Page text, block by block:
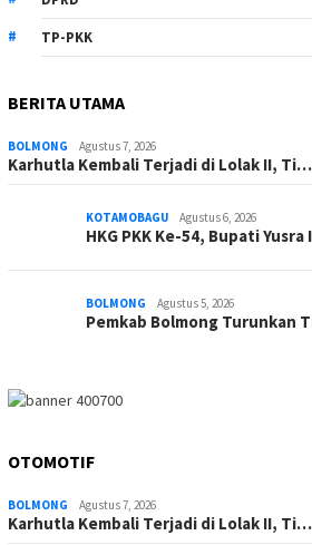
TP-PKK
BERITA UTAMA
BOLMONG Agustus 7, 2026
Karhutla Kembali Terjadi di Lolak II, Ti…
KOTAMOBAGU Agustus 6, 2026
HKG PKK Ke-54, Bupati
BOLMONG Agustus 5, 2026
Pemkab Bolmong Turunkan
OTOMOTIF
BOLMONG Agustus 7, 2026
Karhutla Kembali Terjadi di Lolak II, Ti…